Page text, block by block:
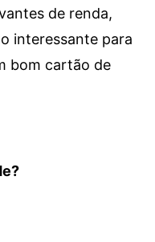
de renda,
interessante para
bom cartão de